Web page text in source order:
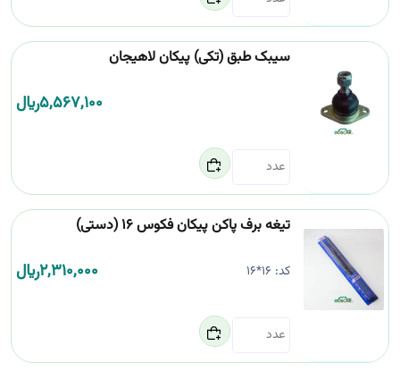
سیبک طبق (تکی) پیکان لاهیجان
5,567,100﷼
تیغه برف پاکن پیکان فکوس 16 (دستی)
کد: 16*16
2,310,000﷼